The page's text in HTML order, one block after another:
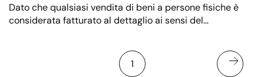
Dato che qualsiasi vendita di beni a persone fisiche è
considerata fatturato al dettaglio ai sensi del
1